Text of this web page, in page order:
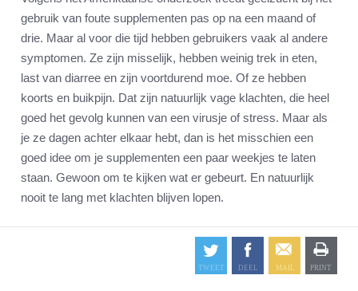
gebruik van foute supplementen pas op na een maand of
drie. Maar al voor die tijd hebben gebruikers vaak al andere
symptomen. Ze zijn misselijk, hebben weinig trek in eten,
last van diarree en zijn voortdurend moe. Of ze hebben
koorts en buikpijn. Dat zijn natuurlijk vage klachten, die heel
goed het gevolg kunnen van een virusje of stress. Maar als
je ze dagen achter elkaar hebt, dan is het misschien een
goed idee om je supplementen een paar weekjes te laten
staan. Gewoon om te kijken wat er gebeurt. En natuurlijk
nooit te lang met klachten blijven lopen.